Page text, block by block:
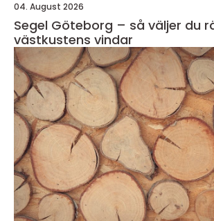
04. August 2026
Segel Göteborg – så väljer du
västkustens vindar